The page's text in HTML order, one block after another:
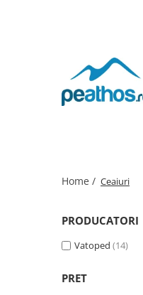
Home / Ceaiuri
PRODUCATORI
Vatoped (14)
PRET